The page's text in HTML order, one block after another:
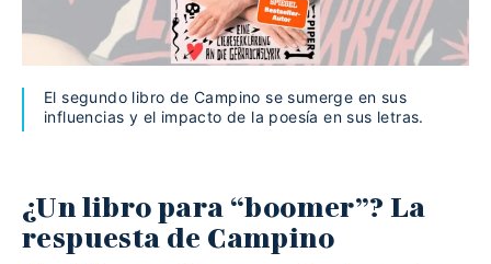
El segundo libro de Campino se sumerge en sus
influencias y el impacto de la poesía en sus letras.
¿Un libro para “boomer”? La
respuesta de Campino